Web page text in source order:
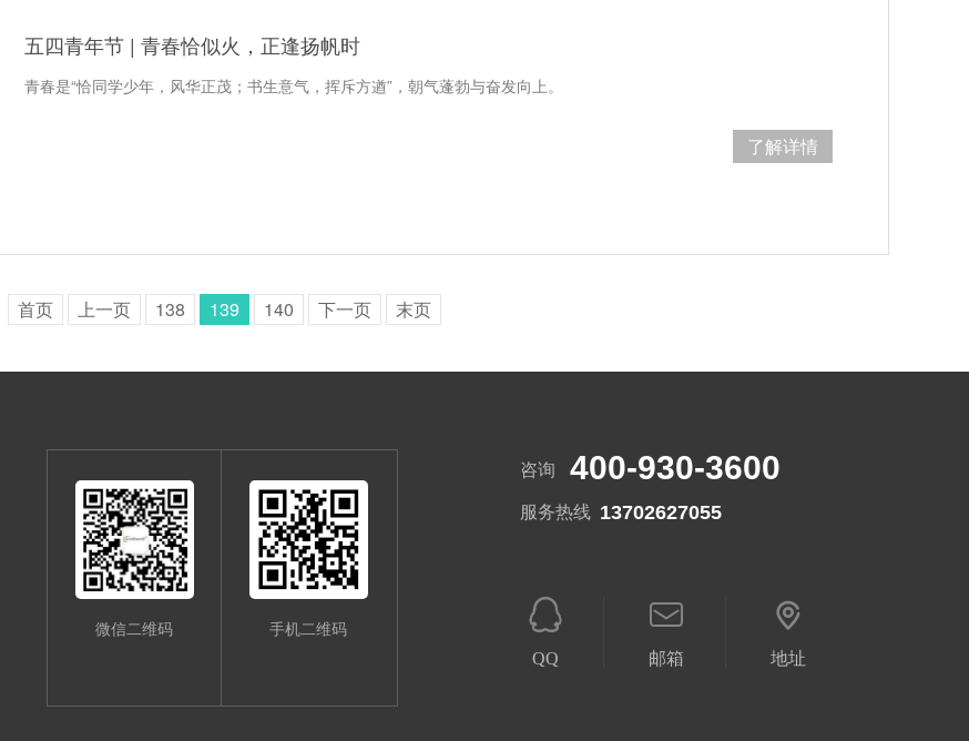
五四青年节 | 青春恰似火，正逢扬帆时
青春是“恰同学少年，风华正茂；书生意气，挥斥方遒”，朝气蓬勃与奋发向上。
了解详情
首页 上一页 138 139 140 下一页 末页
咨询 400-930-3600
服务热线 13702627055
QQ 邮箱 地址
微信二维码
手机二维码